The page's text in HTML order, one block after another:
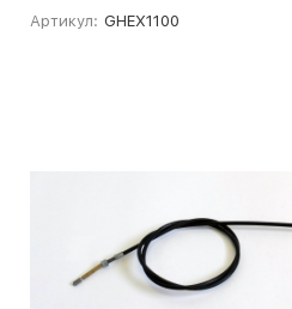
Артикул: GHEX1100